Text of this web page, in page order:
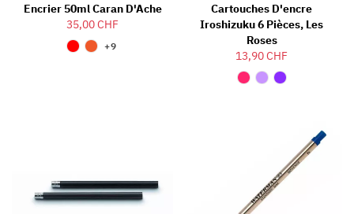
Encrier 50ml Caran D'Ache
35,00 CHF
+9
Cartouches D'encre
Iroshizuku 6 Pièces, Les
Roses
13,90 CHF